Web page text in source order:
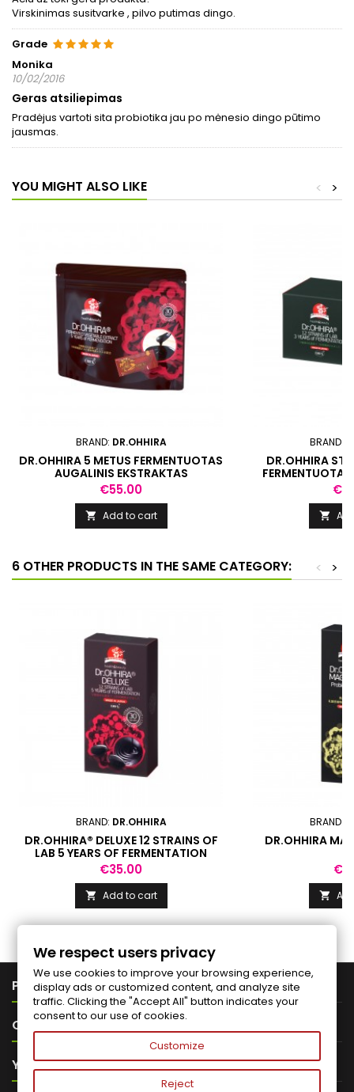
Virskinimas susitvarke , pilvo putimas dingo.
Grade
Monika
10/02/2016
Geras atsiliepimas
Pradėjus vartoti sita probiotika jau po mėnesio dingo pūtimo
jausmas.
YOU MIGHT ALSO LIKE >
<
BRAND: DR.OHHIRA
DR.OHHIRA 5 METUS FERMENTUOTAS
AUGALINIS EKSTRAKTAS
Price
€55.00
 Add to cart
BRAND:
DR.OHHIRA
BAKTERIJŲ

6 OTHER PRODUCTS IN THE SAME CATEGORY: >
<
BRAND: DR.OHHIRA
DR.OHHIRA® DELUXE 12 STRAINS OF
LAB 5 YEARS OF FERMENTATION
Price
€35.00
 Add to cart
BRAND:
DR.OHHIRA

PRODUCTS
OUR COMPANY
YOUR ACCOUNT 
We respect users privacy
We use cookies to improve your browsing experience,
display ads or customized content, and analyze site
traffic. Clicking the "Accept All" button indicates your
consent to our use of cookies.
Customize
Reject